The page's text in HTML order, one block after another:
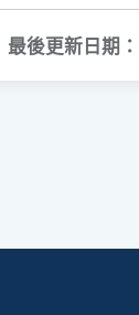
最後更新日期：